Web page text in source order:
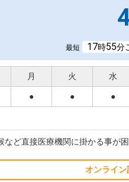
最短 17時55分
月 火 水
● ● ●
など直接医療機関に掛かる事が
オンライン